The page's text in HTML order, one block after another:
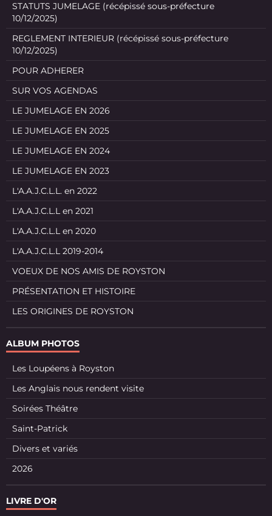
STATUTS JUMELAGE (récépissé sous-préfecture
10/12/2025)
REGLEMENT INTERIEUR (récépissé sous-préfecture
10/12/2025)
POUR ADHERER
SUR VOS AGENDAS
LE JUMELAGE EN 2026
LE JUMELAGE EN 2025
LE JUMELAGE EN 2024
LE JUMELAGE EN 2023
L'A.A.J.C.L.L. en 2022
L'A.A.J.C.L.L en 2021
L'A.A.J.C.L.L en 2020
L'A.A.J.C.L.L 2019-2014
VOEUX DE NOS AMIS DE ROYSTON
PRÉSENTATION ET HISTOIRE
LES ORIGINES DE ROYSTON
ALBUM PHOTOS
Les Loupéens à Royston
Les Anglais nous rendent visite
Soirées Théâtre
Saint-Patrick
Divers et variés
2026
LIVRE D'OR